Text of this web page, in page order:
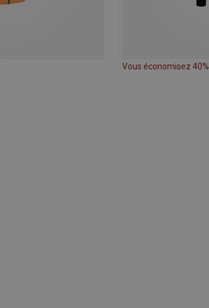
Vous économisez 40%